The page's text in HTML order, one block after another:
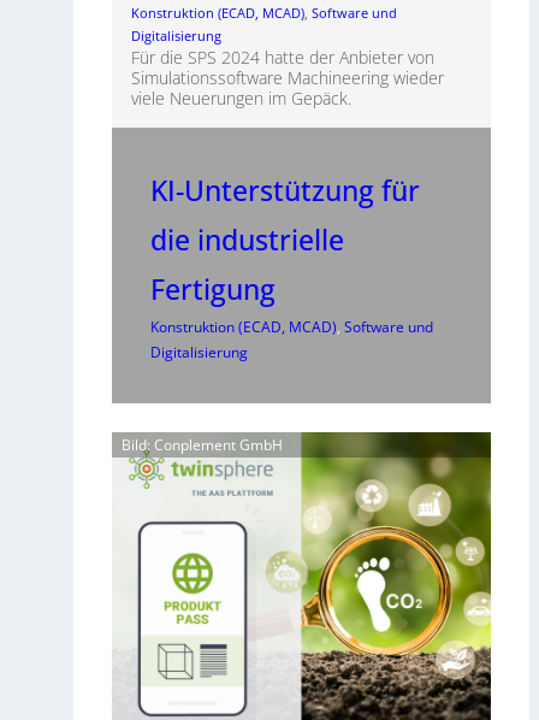
Konstruktion (ECAD, MCAD), Software und
Digitalisierung
Für die SPS 2024 hatte der Anbieter von
Simulationssoftware Machineering wieder
viele Neuerungen im Gepäck.
KI-Unterstützung für
die industrielle
Fertigung
Konstruktion (ECAD, MCAD), Software und
Digitalisierung
Bild: Conplement GmbH